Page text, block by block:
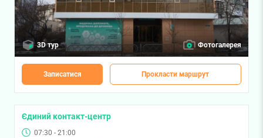
3D тур Фотогалерея
Записатися Прокласти маршрут
Єдиний контакт-центр
07:30 - 21:00